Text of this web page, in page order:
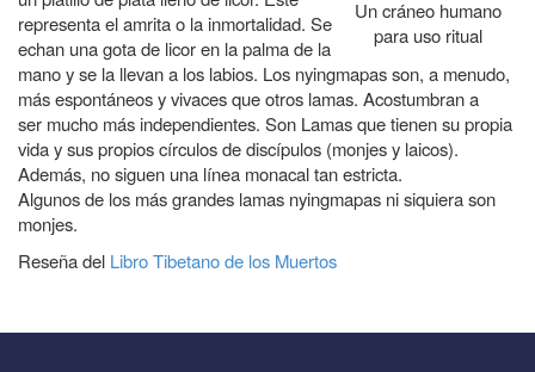
Un cráneo humano
para uso ritual
representa el amrita o la inmortalidad. Se
echan una gota de licor en la palma de la
mano y se la llevan a los labios. Los nyingmapas son, a menudo,
más espontáneos y vivaces que otros lamas. Acostumbran a
ser mucho más independientes. Son Lamas que tienen su propia
vida y sus propios círculos de discípulos (monjes y laicos).
Además, no siguen una línea monacal tan estricta.
Algunos de los más grandes lamas nyingmapas ni siquiera son
monjes.
Reseña del Libro Tibetano de los Muertos